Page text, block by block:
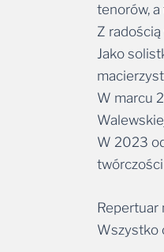
tenorów,
Z radością
Jako
W marcu
W 2023
Repertuar
Wszystko